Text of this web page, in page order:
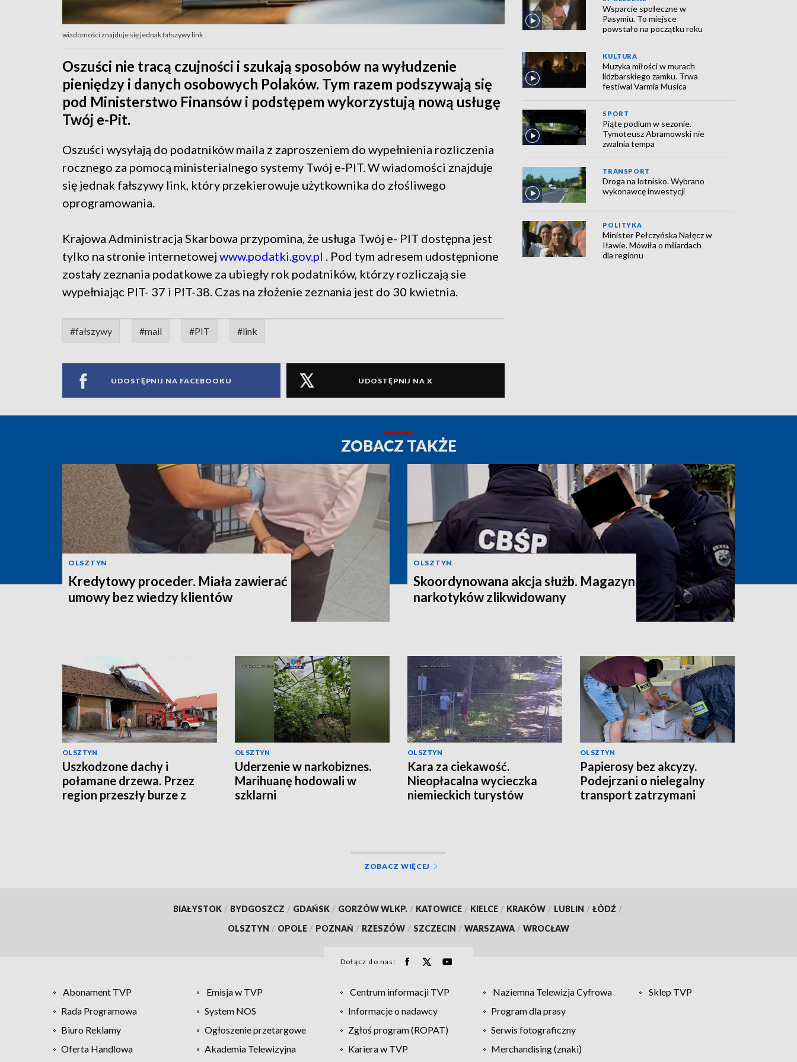
wiadomości znajduje się jednak fałszywy link
Oszuści nie tracą czujności i szukają sposobów na wyłudzenie
pieniędzy i danych osobowych Polaków. Tym razem podszywają się
pod Ministerstwo Finansów i podstępem wykorzystują nową usługę
Twój e-Pit.
Oszuści wysyłają do podatników maila z zaproszeniem do wypełnienia rozliczenia
rocznego za pomocą ministerialnego systemy Twój e-PIT. W wiadomości znajduje
się jednak fałszywy link, który przekierowuje użytkownika do złośliwego
oprogramowania.
Krajowa Administracja Skarbowa przypomina, że usługa Twój e- PIT dostępna jest
tylko na stronie internetowej www.podatki.gov.pl . Pod tym adresem udostępnione
zostały zeznania podatkowe za ubiegły rok podatników, którzy rozliczają sie
wypełniając PIT- 37 i PIT-38. Czas na złożenie zeznania jest do 30 kwietnia.
#fałszywy #mail #PIT #link
UDOSTĘPNIJ NA FACEBOOKU UDOSTĘPNIJ NA X
Wsparcie społeczne w
Pasymiu. To miejsce
powstało na początku roku
KULTURA
Muzyka miłości w murach
lidzbarskiego zamku. Trwa
festiwal Varmia Musica
SPORT
Piąte podium w sezonie.
Tymoteusz Abramowski nie
zwalnia tempa
TRANSPORT
Droga na lotnisko. Wybrano
wykonawcę inwestycji
POLITYKA
Minister Pełczyńska Nałęcz w
Iławie. Mówiła o miliardach
dla regionu
ZOBACZ TAKŻE
OLSZTYN
Kredytowy proceder. Miała zawierać
umowy bez wiedzy klientów
OLSZTYN
Skoordynowana akcja służb. Magazyn
narkotyków zlikwidowany
OLSZTYN
Uszkodzone dachy i
połamane drzewa. Przez
region przeszły burze z
OLSZTYN
Uderzenie w narkobiznes.
Marihuanę hodowali w
szklarni
OLSZTYN
Kara za ciekawość.
Nieopłacalna wycieczka
niemieckich turystów
OLSZTYN
Papierosy bez akcyzy.
Podejrzani o nielegalny
transport zatrzymani
ZOBACZ WIĘCEJ
BIAŁYSTOK / BYDGOSZCZ / GDAŃSK / GORZÓW WLKP. / KATOWICE / KIELCE / KRAKÓW / LUBLIN / ŁÓDŹ /
OLSZTYN / OPOLE / POZNAŃ / RZESZÓW / SZCZECIN / WARSZAWA / WROCŁAW
Dołącz do nas:
Abonament TVP Emisja w TVP Centrum informacji TVP Naziemna Telewizja Cyfrowa
Sklep TVP
Rada Programowa
System NOS Informacje o nadawcy
Program dla prasy
Biuro Reklamy
Ogłoszenie przetargowe Zgłoś program (ROPAT)
Serwis fotograficzny
Oferta Handlowa
Akademia Telewizyjna Kariera w TVP
Merchandising (znaki)